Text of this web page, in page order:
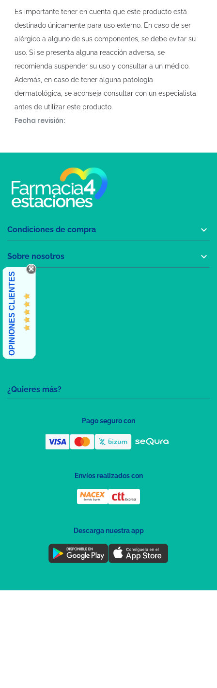
Es importante tener en cuenta que este producto está
destinado únicamente para uso externo. En caso de ser
alérgico a alguno de sus componentes, se debe evitar su
uso. Si se presenta alguna reacción adversa, se
recomienda suspender su uso y consultar a un médico.
Además, en caso de tener alguna patología
dermatológica, se aconseja consultar con un especialista
antes de utilizar este producto.
Fecha revisión:
¿Quieres más?
Condiciones de compra 
Sobre nosotros 
OPINIONES CLIENTES
Pago seguro con
Envíos realizados con
Descarga nuestra app